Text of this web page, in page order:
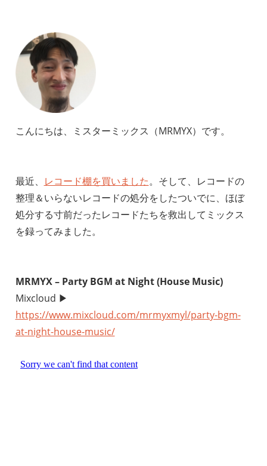
こんにちは、ミスターミックス（MRMYX）です。
最近、 レコード棚を買いました。そして、レコードの
整理＆いらないレコードの処分をしたついでに、ほぼ
処分する寸前だったレコードたちを救出してミックス
を録ってみました。
MRMYX – Party BGM at Night (House Music)
Mixcloud ▶︎
https://www.mixcloud.com/mrmyxmyl/party-bgm-
at-night-house-music/